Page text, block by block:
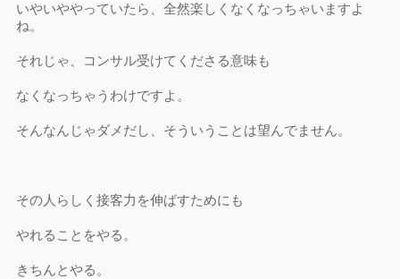
いやいややっていたら、全然楽しくなくなっちゃいますよ
ね。
それじゃ、コンサル受けてくださる意味も
なくなっちゃうわけですよ。
そんなんじゃダメだし、そういうことは望んでません。
その人らしく接客力を伸ばすためにも
やれることをやる。
きちんとやる。